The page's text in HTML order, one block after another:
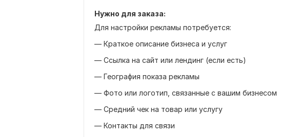
Нужно для заказа:
Для настройки рекламы потребуется:
— Краткое описание бизнеса и услуг
— Ссылка на сайт или лендинг (если есть)
— География показа рекламы
— Фото или логотип, связанные с вашим бизнесом
— Средний чек на товар или услугу
— Контакты для связи